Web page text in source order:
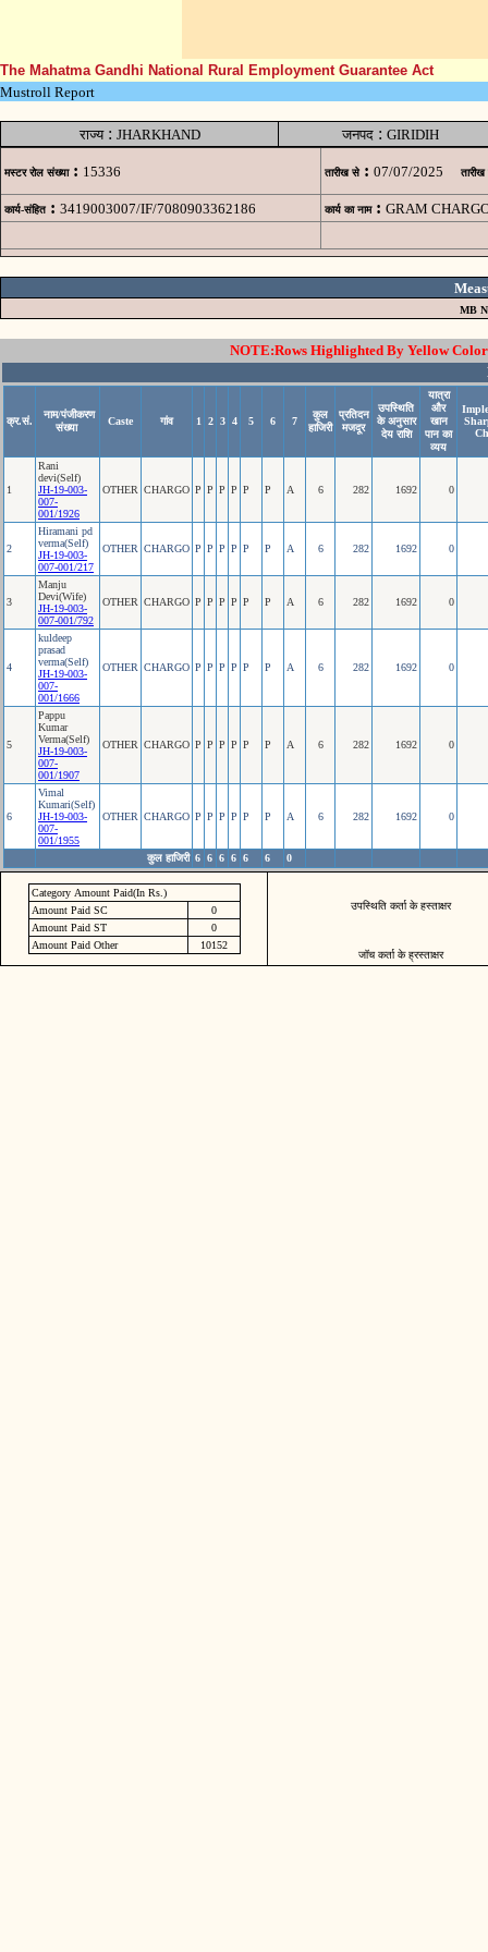
The Mahatma Gandhi National Rural Employment Guarantee Act
Mustroll Report
राज्य: JHARKHAND जनपद : GIRIDIH
मस्टर रोल संख्या : 15336 तारीख से : 07/07/2025 तारीख
कार्य-संहित : 3419003007/IF/7080903362186 कार्य का नाम : GRAM
MB
NOTE:Rows Highlighted By Yellow
क्र.सं.
नाम/पंजीकरण
संख्या
Caste गांव 1 2 3 4 5 6 7
कुल
हाजिरी
प्रतिदन
मजदूर
उपस्थिति
के अनुसार
देय राशि
यात्रा
और
खान
पान का
व्यय
1
Rani
devi(Self)
JH-19-003-
007-
001/1926
OTHER CHARGO P P P P P P A 6 282 1692 0
2
Hiramani pd
verma(Self)
JH-19-003-
007-001/217
OTHER CHARGO P P P P P P A 6 282 1692 0
3
Manju
Devi(Wife)
JH-19-003-
007-001/792
OTHER CHARGO P P P P P P A 6 282 1692 0
4
kuldeep
prasad
verma(Self)
JH-19-003-
007-
001/1666
OTHER CHARGO P P P P P P A 6 282 1692 0
5
Pappu
Kumar
Verma(Self)
JH-19-003-
007-
001/1907
OTHER CHARGO P P P P P P A 6 282 1692 0
6
Vimal
Kumari(Self)
JH-19-003-
007-
001/1955
OTHER CHARGO P P P P P P A 6 282 1692 0
कुल हाजिरी 6 6 6 6 6 6 0
Category Amount Paid(In Rs.)
Amount Paid SC
0
Amount Paid ST
0
Amount Paid Other
10152
उपस्थिति कर्ता के हस्ताक्षर
जॉच कर्ता के ह्रस्ताक्षर